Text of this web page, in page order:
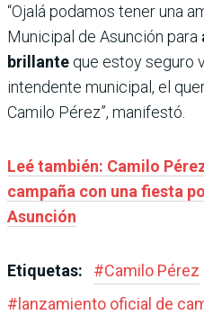
“Ojalá podamos tener una
Municipal de Asunción para
brillante que estoy seguro
intendente municipal, el
Camilo Pérez”, manifestó.
Leé también: Camilo
campaña con una fiesta
Asunción
Etiquetas: #Camilo Pérez
# lanzamiento oficial de